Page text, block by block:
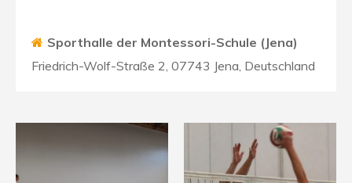
Sporthalle der Montessori-Schule (Jena)
Friedrich-Wolf-Straße 2, 07743 Jena, Deutschland